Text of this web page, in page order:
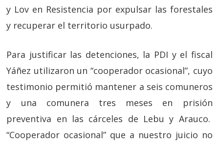
y Lov en Resistencia por expulsar las forestales
y recuperar el territorio usurpado.
Para justificar las detenciones, la PDI y el fiscal
Yáñez utilizaron un “cooperador ocasional”, cuyo
testimonio permitió mantener a seis comuneros
y una comunera tres meses en prisión
preventiva en las cárceles de Lebu y Arauco.
“Cooperador ocasional” que a nuestro juicio no